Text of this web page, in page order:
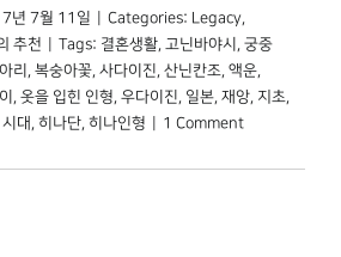
년 7월 11일 Categories: Legacy,
추천 Tags: 결혼생활, 고닌바야시 , 궁중
리 , 복숭아꽃, 사다이진, 산닌칸조, 액운,
, 옷을 입힌 인형, 우다이진, 일본, 재앙, 지초,
대 , 히나단, 히나인형
1 Comment